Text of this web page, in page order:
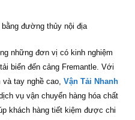
những đơn vị có kinh nghiệm
biển đến cảng Fremantle. Với
và tay nghề cao, Vận Tải Nhanh
vụ vận chuyển hàng hóa chất
khách hàng tiết kiệm được chi